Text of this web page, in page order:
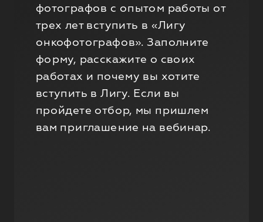
фотографов с опытом работы от
трех лет вступить в «Лигу
онкофотографов». Заполните
форму, расскажите о своих
работах и почему вы хотите
вступить в Лигу. Если вы
пройдете отбор, мы пришлем
вам приглашение на вебинар.